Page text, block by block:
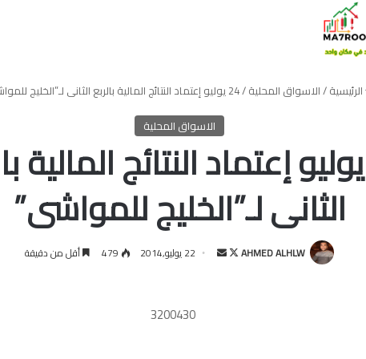
الرئيسية/الاسواق المحلية/24 يوليو إعتماد النتائج المالية بالربع الثانى لـ”الخليج للمواشى”
الاسواق المحلية
24 يوليو إعتماد النتائج المالية
الثانى لـ”الخليج للمواشى”
AHMED ALHLW
تابعأرسل 22 يوليو,2014 479 أقل من دقيقة